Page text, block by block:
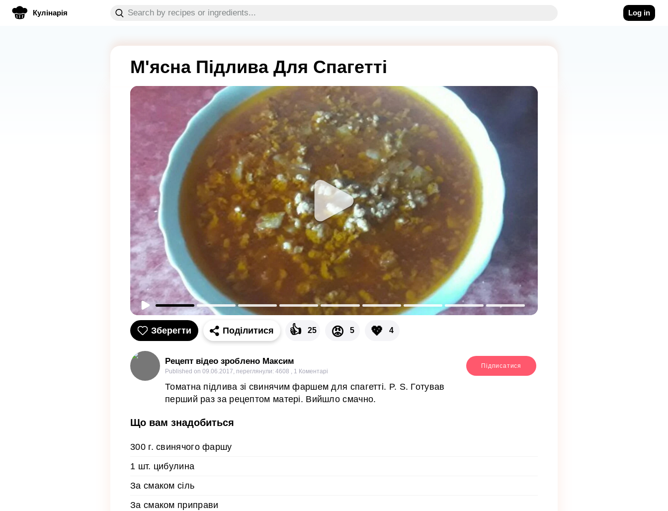
Кулінарія Log in
М'ясна Підлива Для Спагетті
Зберегти Поділитися 👍 25 😡 5 💖 4
Рецепт відео зроблено Максим
Published on 09.06.2017, переглянули: 4608 , 1 Коментарі
Підписатися
Томатна підлива зі свинячим фаршем для спагетті. P. S. Готував
перший раз за рецептом матері. Вийшло смачно.
Що вам знадобиться
300 г. свинячого фаршу
1 шт. цибулина
За смаком сіль
За смаком приправи